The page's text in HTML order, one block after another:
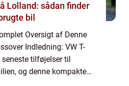
Lolland: sådan finder
bil
Oversigt af Denne
Indledning: VW T-
tilføjelser til
og denne kompakte